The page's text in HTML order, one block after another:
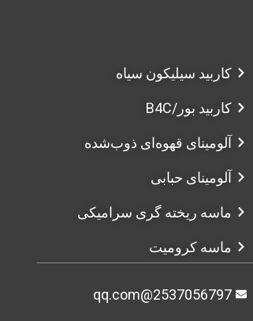
کاربید سیلیکون سیاه
کاربید بور/B4C
آلومینای قهوه‌ای ذوب‌شده
آلومینای حبابی
ماسه ریخته گری سرامیکی
ماسه کرومیت
2537056797@qq.com